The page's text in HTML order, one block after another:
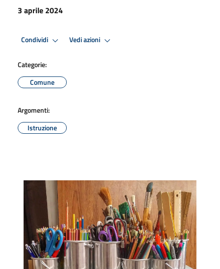
3 aprile 2024
Condividi Vedi azioni
Categorie:
Comune
Argomenti:
Istruzione